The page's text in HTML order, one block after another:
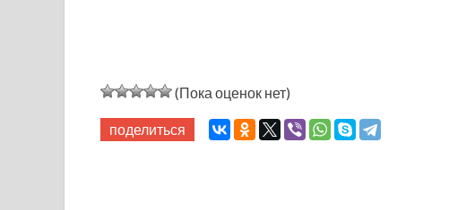
(Пока оценок нет)
поделиться